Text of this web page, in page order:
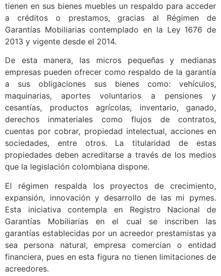
tienen en sus bienes muebles un respaldo para acceder
a créditos o prestamos, gracias al Régimen de
Garantías Mobiliarias contemplado en la Ley 1676 de
2013 y vigente desde el 2014.
De esta manera, las micros pequeñas y medianas
empresas pueden ofrecer como respaldo de la garantía
a sus obligaciones sus bienes como: vehículos,
maquinarias, aportes voluntarios a pensiones y
cesantías, productos agrícolas, inventario, ganado,
derechos inmateriales como flujos de contratos,
cuentas por cobrar, propiedad intelectual, acciones en
sociedades, entre otros. La titularidad de estas
propiedades deben acreditarse a través de los medios
que la legislación colombiana dispone.
El régimen respalda los proyectos de crecimiento,
expansión, innovación y desarrollo de las mi pymes.
Esta iniciativa contempla en Registro Nacional de
Garantías Mobiliarias en el cual se inscriben las
garantías establecidas por un acreedor prestamistas ya
sea persona natural, empresa comercian o entidad
financiera, pues en esta figura no tienen limitaciones de
acreedores.